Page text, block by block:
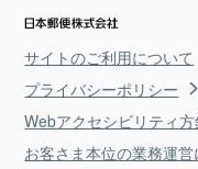
サイトのご利用について
プライバシーポリシー
Webアクセシビリティ
お客さま本位の業務運